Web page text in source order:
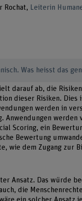
Rochat Leiterin
Was heisst das
darauf ab, die
dieser Risiken.
werden in
Anwendungen werden
Scoring, ein
Bewertung
wie dem Zugang zur
Ansatz. Das würde
die